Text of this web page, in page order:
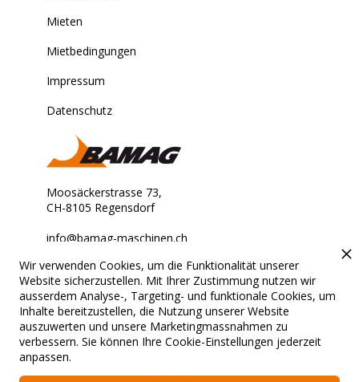
Mieten
Mietbedingungen
Impressum
Datenschutz
Moosäckerstrasse 73,
CH-8105 Regensdorf
info@bamag-maschinen.ch
Stets für Sie erreichbar.
© 2024 Bamag. All rights
reserved.
Konzept & Entwicklung von Suissma
Wir verwenden Cookies, um die Funktionalität unserer
Website sicherzustellen. Mit Ihrer Zustimmung nutzen wir
ausserdem Analyse-, Targeting- und funktionale Cookies, um
Inhalte bereitzustellen, die Nutzung unserer Website
auszuwerten und unsere Marketingmassnahmen zu
verbessern. Sie können Ihre Cookie-Einstellungen jederzeit
anpassen.